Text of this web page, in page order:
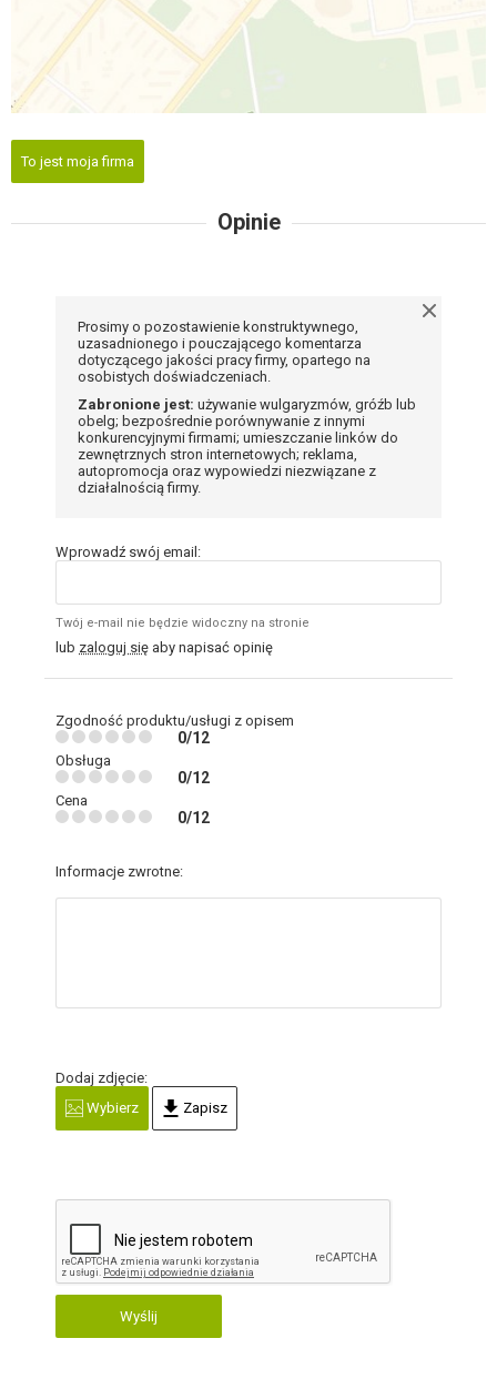
To jest moja firma
Opinie
Prosimy o pozostawienie konstruktywnego,
uzasadnionego i pouczającego komentarza
dotyczącego jakości pracy firmy, opartego na
osobistych doświadczeniach.
Zabronione jest: używanie wulgaryzmów, gróźb lub
obelg; bezpośrednie porównywanie z innymi
konkurencyjnymi firmami; umieszczanie linków do
zewnętrznych stron internetowych; reklama,
autopromocja oraz wypowiedzi niezwiązane z
działalnością firmy.
Wprowadź swój email:
Twój e-mail nie będzie widoczny na stronie
lub zaloguj się aby napisać opinię
Zgodność produktu/usługi z opisem
0/12
Obsługa
0/12
Cena
0/12
Informacje zwrotne:
Dodaj zdjęcie:
Wybierz
Zapisz
Wyślij